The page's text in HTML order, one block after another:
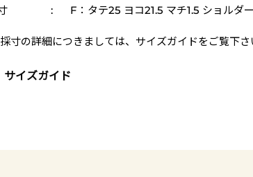
: F：タテ25 ヨコ21.5 マチ1.5 ショルダ
寸の詳細につきましては、 サイズガイドをご覧下さ
イズガイド